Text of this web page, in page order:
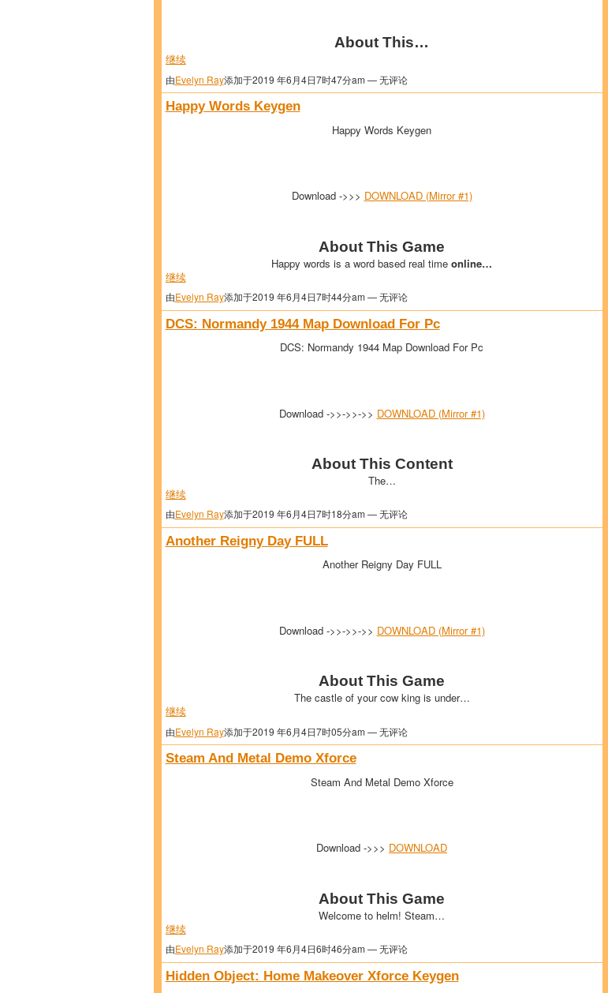
About This…
继续
由Evelyn Ray添加于2019 年6月4日7时47分am — 无评论
Happy Words Keygen
Happy Words Keygen
Download ->>> DOWNLOAD (Mirror #1)
About This Game
Happy words is a word based real time online…
继续
由Evelyn Ray添加于2019 年6月4日7时44分am — 无评论
DCS: Normandy 1944 Map Download For Pc
DCS: Normandy 1944 Map Download For Pc
Download ->>->>->> DOWNLOAD (Mirror #1)
About This Content
The…
继续
由Evelyn Ray添加于2019 年6月4日7时18分am — 无评论
Another Reigny Day FULL
Another Reigny Day FULL
Download ->>->>->> DOWNLOAD (Mirror #1)
About This Game
The castle of your cow king is under…
继续
由Evelyn Ray添加于2019 年6月4日7时05分am — 无评论
Steam And Metal Demo Xforce
Steam And Metal Demo Xforce
Download ->>> DOWNLOAD
About This Game
Welcome to helm! Steam…
继续
由Evelyn Ray添加于2019 年6月4日6时46分am — 无评论
Hidden Object: Home Makeover Xforce Keygen